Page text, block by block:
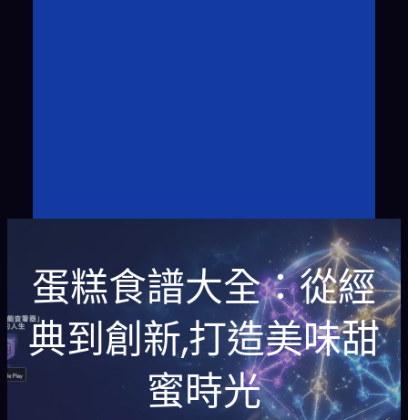
蛋糕食譜大全：從經
典到創新,打造美味甜
蜜時光